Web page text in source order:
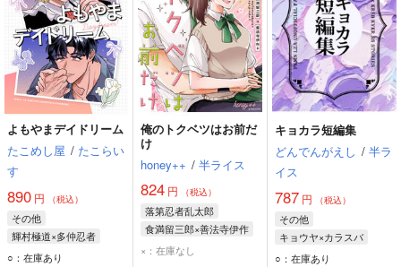
よもやまデイドリーム
たこめし屋 / たこらい
す
890 円 （税込）
その他
輝村極道×多仲忍者
輝村極道
○：在庫あり
俺のトクベツはお前だ
け
honey++ / 半ライス
824 円 （税込）
落第忍者乱太郎
食満留三郎×善法寺伊作
食満留三郎
×：在庫なし
キョカラ短編集
どんでんがえし / 半ラ
イス
787円 （税込）
その他
キョウヤ×カラスバ
キョウヤ
○：在庫あり